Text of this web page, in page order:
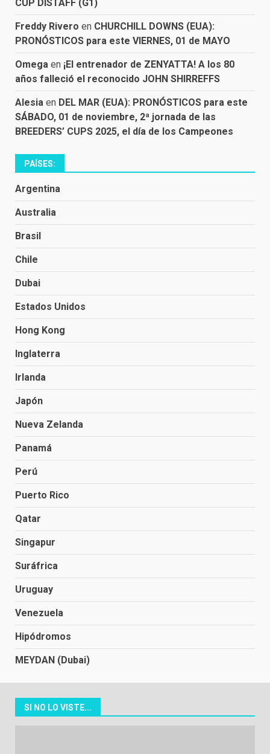
CUP DISTAFF (G1)
Freddy Rivero en CHURCHILL DOWNS (EUA):
PRONÓSTICOS para este VIERNES, 01 de MAYO
Omega en ¡El entrenador de ZENYATTA! A los 80
años falleció el reconocido JOHN SHIRREFFS
Alesia en DEL MAR (EUA): PRONÓSTICOS para este
SÁBADO, 01 de noviembre, 2ª jornada de las
BREEDERS’ CUPS 2025, el día de los Campeones
PAÍSES:
Argentina
Australia
Brasil
Chile
Dubai
Estados Unidos
Hong Kong
Inglaterra
Irlanda
Japón
Nueva Zelanda
Panamá
Perú
Puerto Rico
Qatar
Singapur
Suráfrica
Uruguay
Venezuela
Hipódromos
MEYDAN (Dubai)
SI NO LO VISTE...